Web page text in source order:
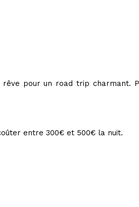
pour un road trip charmant.
entre 300€ et 500€ la nuit.